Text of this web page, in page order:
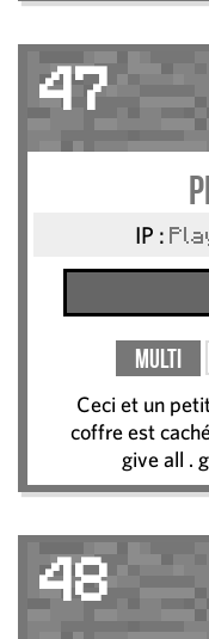
47
IP :
Multi
Ceci et un
coffre est
give all .
48